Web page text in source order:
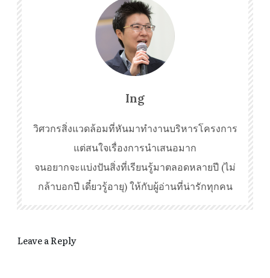
Ing
วิศวกรสิ่งแวดล้อมที่หันมาทำงานบริหารโครงการ
แต่สนใจเรื่องการนำเสนอมาก
จนอยากจะแบ่งปันสิ่งที่เรียนรู้มาตลอดหลายปี (ไม่
กล้าบอกปี เดี๋ยวรู้อายุ) ให้กับผู้อ่านที่น่ารักทุกคน
Leave a Reply